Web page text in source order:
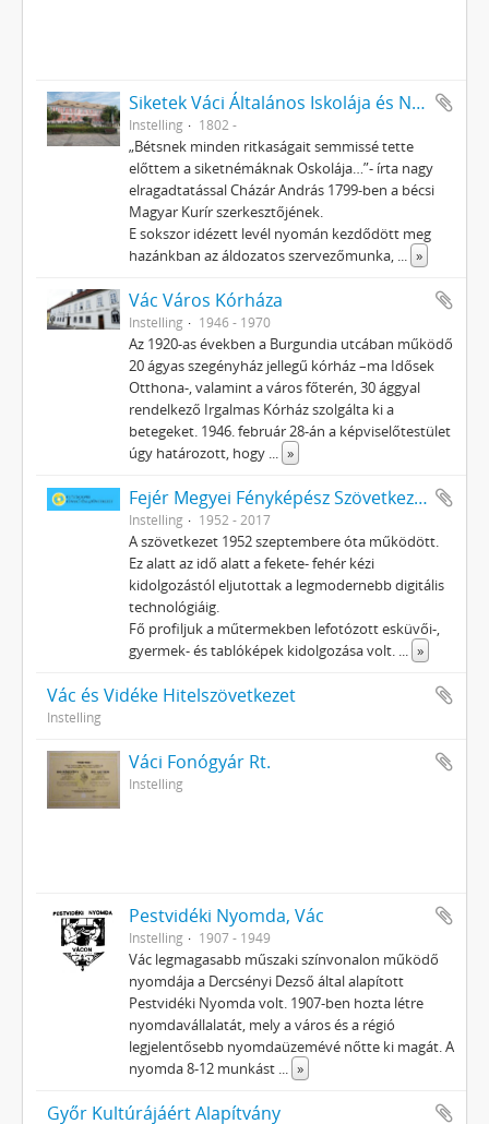
Siketek Váci Általános Iskolája és Nevelőotthona
Instelling 1802 -
„Bétsnek minden ritkaságait semmissé tette
előttem a siketnémáknak Oskolája…”- írta nagy
elragadtatással Cházár András 1799-ben a bécsi
Magyar Kurír szerkesztőjének.
E sokszor idézett levél nyomán kezdődött meg
hazánkban az áldozatos szervezőmunka, ... »
Vác Város Kórháza
Instelling 1946 - 1970
Az 1920-as években a Burgundia utcában működő
20 ágyas szegényház jellegű kórház –ma Idősek
Otthona-, valamint a város főterén, 30 ággyal
rendelkező Irgalmas Kórház szolgálta ki a
betegeket. 1946. február 28-án a képviselőtestület
úgy határozott, hogy ... »
Fejér Megyei Fényképész Szövetkezet
Instelling 1952 - 2017
A szövetkezet 1952 szeptembere óta működött.
Ez alatt az idő alatt a fekete- fehér kézi
kidolgozástól eljutottak a legmodernebb digitális
technológiáig.
Fő profiljuk a műtermekben lefotózott esküvői-,
gyermek- és tablóképek kidolgozása volt. ... »
Vác és Vidéke Hitelszövetkezet
Instelling
Váci Fonógyár Rt.
Instelling
Pestvidéki Nyomda, Vác
Instelling 1907 - 1949
Vác legmagasabb műszaki színvonalon működő
nyomdája a Dercsényi Dezső által alapított
Pestvidéki Nyomda volt. 1907-ben hozta létre
nyomdavállalatát, mely a város és a régió
legjelentősebb nyomdaüzemévé nőtte ki magát. A
nyomda 8-12 munkást ... »
Győr Kultúrájáért Alapítvány